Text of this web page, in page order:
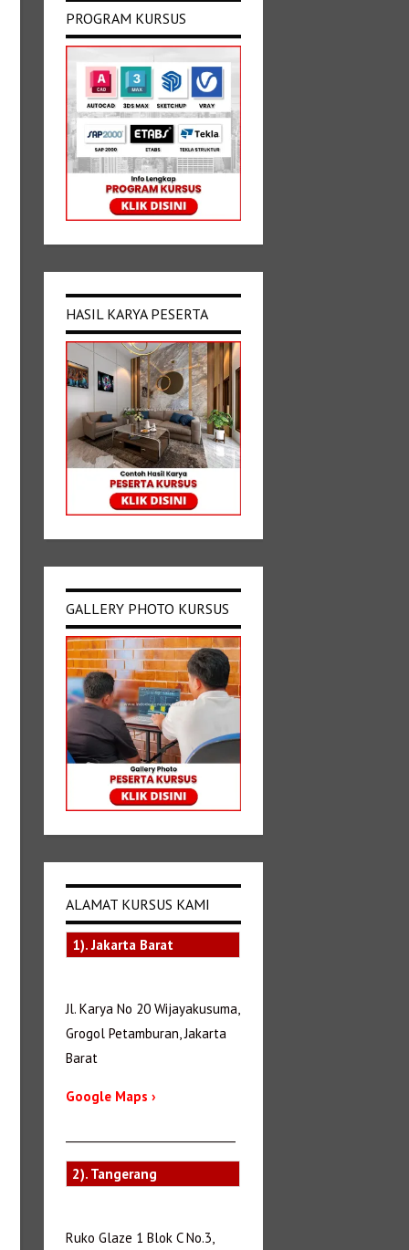
PROGRAM KURSUS
HASIL KARYA PESERTA
GALLERY PHOTO KURSUS
ALAMAT KURSUS KAMI
1). Jakarta Barat
Jl. Karya No 20 Wijayakusuma,
Grogol Petamburan, Jakarta
Barat
Google Maps ›
2). Tangerang
Ruko Glaze 1 Blok C No.3,